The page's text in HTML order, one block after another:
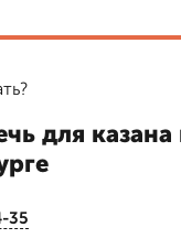
для казана
35